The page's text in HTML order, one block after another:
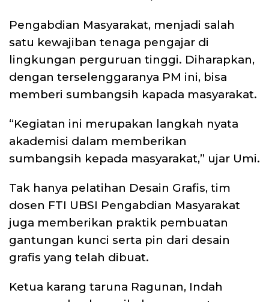
Pengabdian Masyarakat, menjadi salah
satu kewajiban tenaga pengajar di
lingkungan perguruan tinggi. Diharapkan,
dengan terselenggaranya PM ini, bisa
memberi sumbangsih kapada masyarakat.
“Kegiatan ini merupakan langkah nyata
akademisi dalam memberikan
sumbangsih kepada masyarakat,” ujar Umi.
Tak hanya pelatihan Desain Grafis, tim
dosen FTI UBSI Pengabdian Masyarakat
juga memberikan praktik pembuatan
gantungan kunci serta pin dari desain
grafis yang telah dibuat.
Ketua karang taruna Ragunan, Indah